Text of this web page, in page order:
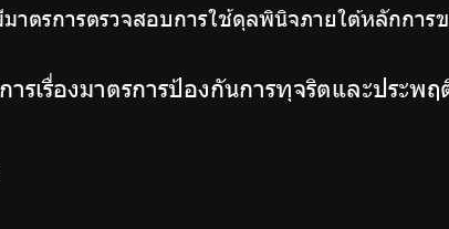
ตรการตรวจสอบการใช้ดุลพินิจภายใต้หลักการ
รเรื่องมาตรการป้องกันการทุจริตและประ